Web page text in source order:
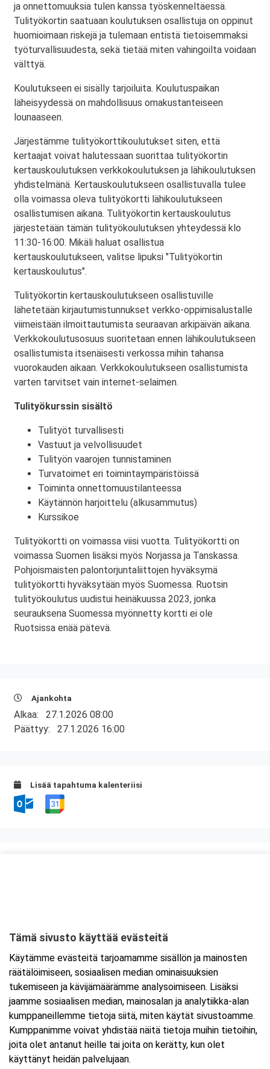
ja onnettomuuksia tulen kanssa työskenneltäessä.
Tulityökortin saatuaan koulutuksen osallistuja on oppinut
huomioimaan riskejä ja tulemaan entistä tietoisemmaksi
työturvallisuudesta, sekä tietää miten vahingoilta voidaan
välttyä.
Koulutukseen ei sisälly tarjoiluita. Koulutuspaikan
läheisyydessä on mahdollisuus omakustanteiseen
lounaaseen.
Järjestämme tulityökorttikoulutukset siten, että
kertaajat voivat halutessaan suorittaa tulityökortin
kertauskoulutuksen verkkokoulutuksen ja lähikoulutuksen
yhdistelmänä. Kertauskoulutukseen osallistuvalla tulee
olla voimassa oleva tulityökortti lähikoulutukseen
osallistumisen aikana. Tulityökortin kertauskoulutus
järjestetään tämän tulityökoulutuksen yhteydessä klo
11:30-16:00. Mikäli haluat osallistua
kertauskoulutukseen, valitse lipuksi "Tulityökortin
kertauskoulutus".
Tulityökortin kertauskoulutukseen osallistuville
lähetetään kirjautumistunnukset verkko-oppimisalustalle
viimeistään ilmoittautumista seuraavan arkipäivän aikana.
Verkkokoulutusosuus suoritetaan ennen lähikoulutukseen
osallistumista itsenäisesti verkossa mihin tahansa
vuorokauden aikaan. Verkkokoulutukseen osallistumista
varten tarvitset vain internet-selaimen.
Tulityökurssin sisältö
Tulityöt turvallisesti
Vastuut ja velvollisuudet
Tulityön vaarojen tunnistaminen
Turvatoimet eri toimintaympäristöissä
Toiminta onnettomuustilanteessa
Käytännön harjoittelu (alkusammutus)
Kurssikoe
Tulityökortti on voimassa viisi vuotta. Tulityökortti on
voimassa Suomen lisäksi myös Norjassa ja Tanskassa.
Pohjoismaisten palontorjuntaliittojen hyväksymä
tulityökortti hyväksytään myös Suomessa. Ruotsin
tulityökoulutus uudistui heinäkuussa 2023, jonka
seurauksena Suomessa myönnetty kortti ei ole
Ruotsissa enää pätevä.
Ajankohta
Alkaa: 27.1.2026 08:00
Päättyy: 27.1.2026 16:00
Lisää tapahtuma kalenteriisi
Tarkempi kartta ja ajo-ohjeet
Tämä sivusto käyttää evästeitä
Käytämme evästeitä tarjoamamme sisällön ja mainosten
räätälöimiseen, sosiaalisen median ominaisuuksien
tukemiseen ja kävijämäärämme analysoimiseen. Lisäksi
jaamme sosiaalisen median, mainosalan ja analytiikka-alan
kumppaneillemme tietoja siitä, miten käytät sivustoamme.
Kumppanimme voivat yhdistää näitä tietoja muihin tietoihin,
joita olet antanut heille tai joita on kerätty, kun olet
käyttänyt heidän palvelujaan.